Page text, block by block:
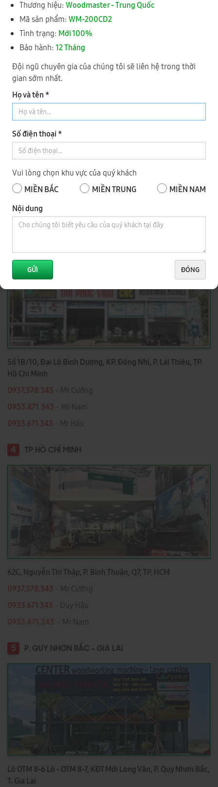
Thương hiệu: Woodmaster - Trung Quốc
Mã sản phẩm: WM-200CD2
Tình trạng: Mới 100%
Bảo hành: 12 Tháng
Đội ngũ chuyên gia của chúng tôi sẽ liên hệ trong thời
gian sớm nhất.
Họ và tên *
Số điện thoại *
Vui lòng chọn khu vực của quý khách
MIỀN BẮC
MIỀN TRUNG
MIỀN NAM
Nội dung
GỬI ĐÓNG
0989 730 343- Mr Thức
2 TỈNH ĐỒNG NAI
Số 343, Đường Điểu Xiển, Tổ 8, Khu Phố 9, P. Long Bình, Tỉnh
0918 744 343- Mr Dũng
0919.421.343
Số 1B/10, Đại Lộ Bình Dương, KP. Đông Nhì, P. Lái Thiêu, TP.
Hồ Chí Minh
0937.378.343 - Mr Cường
0933.471.343 - Mr Nam
0933 671 343 - Mr Hậu
4 TP HỒ CHÍ MINH
62C, Nguyễn Thị Thập, P. Bình Thuận, Q7, TP. HCM
0937.378.343 - Mr Cường
0933 671 343 - Duy Hậu
0933.471.343 - Mr Nam
5 P. QUY NHƠN BẮC - GIA LAI
Lô OTM 8-6 Lô - OTM 8-7, KĐT Mới Long Vân, P. Quy Nhơn Bắc,
T. Gia Lai